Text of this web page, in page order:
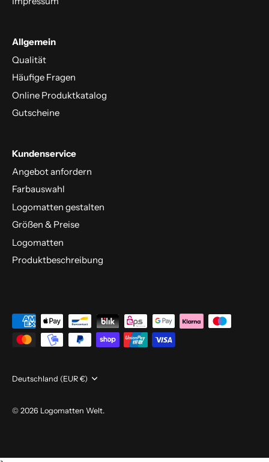
Allgemein
Qualität
Häufige Fragen
Online Produktkatalog
Gutscheine
Kundenservice
Angebot anfordern
Farbauswahl
Logomatten gestalten
Größen & Preise
Logomatten
Produktbeschreibung
Währung
Deutschland (EUR €)
© 2026 Logomatten Welt.